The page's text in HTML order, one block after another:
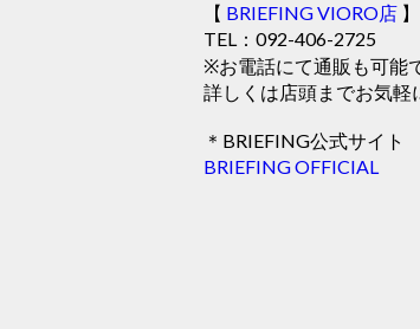
【 BRIEFING VIORO店 】
TEL：092-406-2725
※お電話にて通販も可能
詳しくは店頭までお気軽
＊BRIEFING公式サイト
BRIEFING OFFICIAL